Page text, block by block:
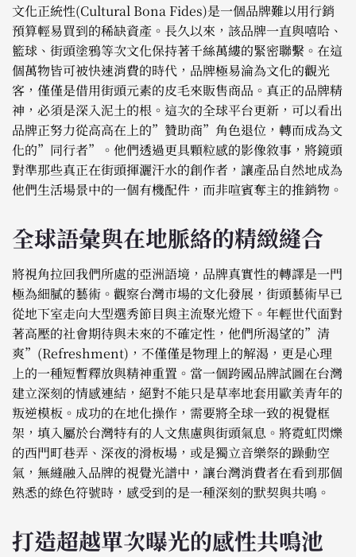
文化正統性(Cultural Bona Fides)是一個品牌難以用行銷
預算輕易買到的稀缺資產。長久以來，該品牌一直與嘻哈、
籃球、街頭塗鴉等次文化保持著千絲萬縷的緊密聯繫。在這
個萬物皆可被快速消費的時代，品牌極易淪為文化的觀光
客，僅僅是借用街頭元素的皮毛來販售商品。真正的品牌精
神，必須是深入泥土的根。這次的全球平台更新，可以看出
品牌正努力從高高在上的”贊助商”角色退位，轉而成為文
化的”同行者”。他們透過更具顆粒感的影像敘事，將鏡頭
對準那些真正在街頭揮灑汗水的創作者，讓產品自然地成為
他們生活場景中的一個有機配件，而非喧賓奪主的推銷物。
全球語彙與在地脈絡的精緻縫合
將視角拉回我們所處的亞洲語境，品牌真實性的轉譯是一門
極為細膩的藝術。觀察台灣市場的文化發展，街頭藝術早已
從地下室走向大型選秀節目與主流聚光燈下。年輕世代面對
著高壓的社會期待與未來的不確定性，他們所渴望的”清
爽”(Refreshment)，不僅僅是物理上的解渴，更是心理
上的一種短暫釋放與精神重置。當一個跨國品牌試圖在台灣
建立深刻的情感連結，絕對不能只是草率地套用歐美青年的
叛逆模板。成功的在地化操作，需要將全球一致的視覺框
架，填入屬於台灣特有的人文焦慮與街頭氣息。將霓虹閃爍
的西門町巷弄、深夜的滑板場，或是獨立音樂祭的躁動空
氣，無縫融入品牌的視覺光譜中，讓台灣消費者在看到那個
熟悉的綠色符號時，感受到的是一種深刻的默契與共鳴。
打造超越單次曝光的感性共鳴池